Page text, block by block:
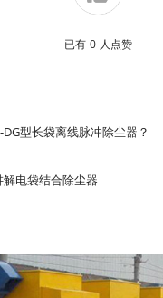
已有 0 人点赞
型长袋离线脉冲除尘器？
电袋结合除尘器